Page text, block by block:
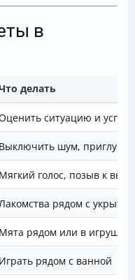
в
делать
ситуацию и
Выключить шум,
Мягкий голос, позыв к
рядом с
Мята рядом или в игрушке
Играть рядом с ванной